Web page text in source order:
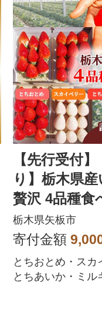
【先行受付
り】栃木県
贅沢 4品種食
直送
栃木県矢板市
寄付金額
とちおとめ・スカ
とちあいか・ミル